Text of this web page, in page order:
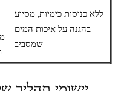
ללא כניסות כימיות, מסייע
בהגנה על איכות המים
שמסביב